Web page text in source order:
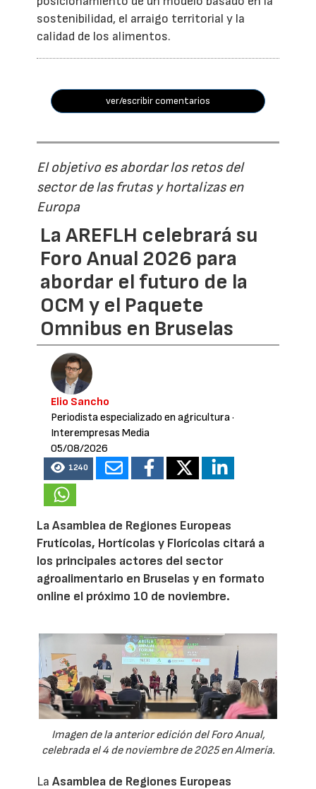
sostenibilidad, el arraigo territorial y la
calidad de los alimentos.
ver/escribir comentarios
El objetivo es abordar los retos del
sector de las frutas y hortalizas en
Europa
La AREFLH celebrará su
Foro Anual 2026 para
abordar el futuro de la
OCM y el Paquete
Omnibus en Bruselas
Elio Sancho
Periodista especializado en agricultura·
Interempresas Media
05/08/2026
1240
La Asamblea de Regiones Europeas
Frutícolas, Hortícolas y Florícolas citará a
los principales actores del sector
agroalimentario en Bruselas y en formato
online el próximo 10 de noviembre.
Imagen de la anterior edición del Foro Anual,
celebrada el 4 de noviembre de 2025 en Almería.
LaAsamblea de Regiones Europeas